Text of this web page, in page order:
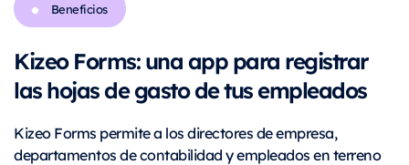
Beneficios
Kizeo Forms: una app para registrar
las hojas de gasto de tus empleados
Kizeo Forms permite a los directores de empresa,
departamentos de contabilidad y empleados en terreno